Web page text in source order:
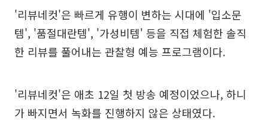
'리뷰네컷'은 빠르게 유행이 변하는 시대에 '입소문
템', '품절대란템', '가성비템' 등을 직접 체험한 솔직
한 리뷰를 풀어내는 관찰형 예능 프로그램이다.
'리뷰네컷'은 애초 12일 첫 방송 예정이었으나, 하니
가 빠지면서 녹화를 진행하지 않은 상태였다.